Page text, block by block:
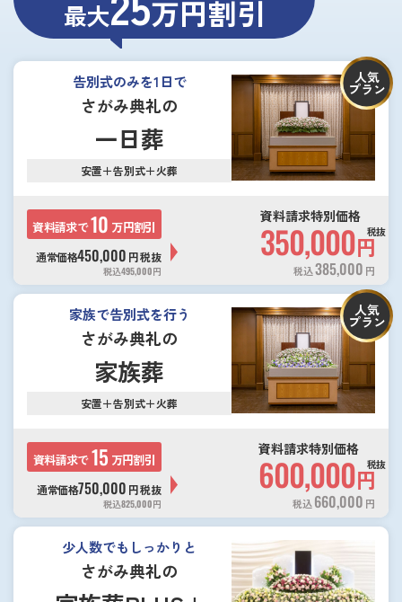
最大 万円割引
告別式のみを1日で
さがみ典礼の
一日葬
安置＋告別式＋火葬
人気
プラン
資料請求で10 万円割引
通常価格450,000 円税抜
税込495,000円
資料請求特別価格
350,000円
税抜
税込385,000 円
家族で告別式を行う
さがみ典礼の
家族葬
安置＋告別式＋火葬
人気
プラン
資料請求で15 万円割引
通常価格750,000 円税抜
税込825,000円
資料請求特別価格
600,000円
税抜
税込660,000 円
少人数でもしっかりと
さがみ典礼の